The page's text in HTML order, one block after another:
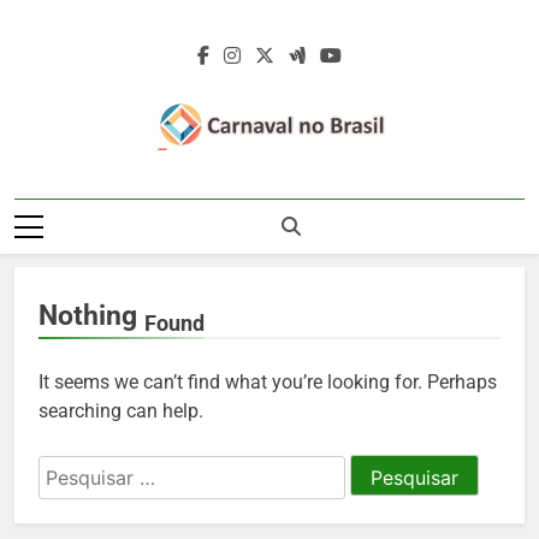
Carnaval No
Brasil 2027 –
2027 – Desfile
Das Escolas De
Rua 2027 – Desfile Das Escolas De
Samba – Fotos Carnaval 2026 – Blocos
Rainhas De Bateria – Famosos No
Nothing Found
It seems we can’t find what you’re looking for. Perhaps
searching can help.
Pesquisar
por: